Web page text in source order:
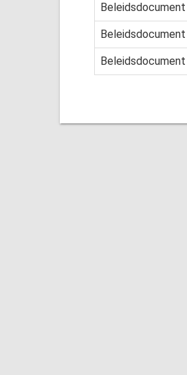
Beleidsdocument
Beleidsdocument
Beleidsdocument